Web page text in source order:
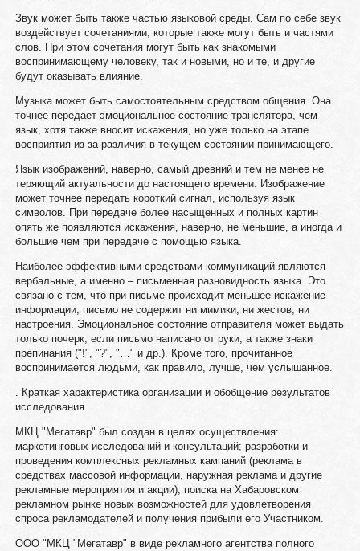
Звук может быть также частью языковой среды. Сам по себе звук
воздействует сочетаниями, которые также могут быть и частями
слов. При этом сочетания могут быть как знакомыми
воспринимающему человеку, так и новыми, но и те, и другие
будут оказывать влияние.
Музыка может быть самостоятельным средством общения. Она
точнее передает эмоциональное состояние транслятора, чем
язык, хотя также вносит искажения, но уже только на этапе
восприятия из-за различия в текущем состоянии принимающего.
Язык изображений, наверно, самый древний и тем не менее не
теряющий актуальности до настоящего времени. Изображение
может точнее передать короткий сигнал, используя язык
символов. При передаче более насыщенных и полных картин
опять же появляются искажения, наверно, не меньшие, а иногда и
большие чем при передаче с помощью языка.
Наиболее эффективными средствами коммуникаций являются
вербальные, а именно – письменная разновидность языка. Это
связано с тем, что при письме происходит меньшее искажение
информации, письмо не содержит ни мимики, ни жестов, ни
настроения. Эмоциональное состояние отправителя может выдать
только почерк, если письмо написано от руки, а также знаки
препинания ("!", "?", "…" и др.). Кроме того, прочитанное
воспринимается людьми, как правило, лучше, чем услышанное.
. Краткая характеристика организации и обобщение результатов
исследования
МКЦ "Мегатавр" был создан в целях осуществления:
маркетинговых исследований и консультаций; разработки и
проведения комплексных рекламных кампаний (реклама в
средствах массовой информации, наружная реклама и другие
рекламные мероприятия и акции); поиска на Хабаровском
рекламном рынке новых возможностей для удовлетворения
спроса рекламодателей и получения прибыли его Участником.
ООО "МКЦ "Мегатавр" в виде рекламного агентства полного